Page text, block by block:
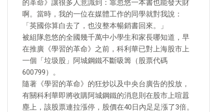
的革命》讓很多人意識到：靠忽悠一本書也能發大財
啊。當時，我的一位在媒體工作的同學就對我說：
「英國你算白去了，也沒整本暢銷書回來。」
被組隊忽悠的全國幾千萬中小學生和家長哪知道，早
在推廣《學習的革命》之前，科利華已對上海股市上
一個「垃圾股」阿城鋼鐵不斷吸籌（股票代碼
600799）。
隨著《學習的革命》的狂炒以及中央台廣告的投放，
有關科利華即將收購阿城鋼鐵的消息則在股市上喧囂
塵上，該股票連拉漲停，股價在40日內足足漲了3倍。